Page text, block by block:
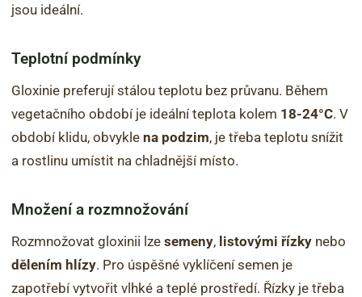
jsou ideální.
Teplotní podmínky
Gloxinie preferují stálou teplotu bez průvanu. Během
vegetačního období je ideální teplota kolem 18-24°C. V
období klidu, obvykle na podzim, je třeba teplotu snížit
a rostlinu umístit na chladnější místo.
Množení a rozmnožování
Rozmnožovat gloxinii lze semeny, listovými řízky nebo
dělením hlízy. Pro úspěšné vyklíčení semen je
zapotřebí vytvořit vlhké a teplé prostředí. Řízky je třeba